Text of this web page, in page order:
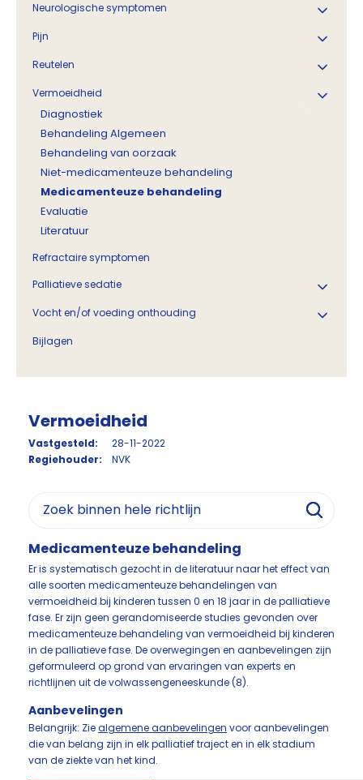
Neurologische symptomen
Pijn
Reutelen
Vermoeidheid
Diagnostiek
Behandeling Algemeen
Behandeling van oorzaak
Niet-medicamenteuze behandeling
Medicamenteuze behandeling
Evaluatie
Literatuur
Refractaire symptomen
Palliatieve sedatie
Vocht en/of voeding onthouding
Bijlagen
Vermoeidheid
Vastgesteld:
28-11-2022
Regiehouder:
NVK
Medicamenteuze behandeling
Er is systematisch gezocht in de literatuur naar het effect van
alle soorten medicamenteuze behandelingen van
vermoeidheid bij kinderen tussen 0 en 18 jaar in de palliatieve
fase. Er zijn geen gerandomiseerde studies gevonden over
medicamenteuze behandeling van vermoeidheid bij kinderen
in de palliatieve fase. De overwegingen en aanbevelingen zijn
geformuleerd op grond van ervaringen van experts en
richtlijnen uit de volwassengeneeskunde (8).
Aanbevelingen
Belangrijk: Ziealgemene aanbevelingen voor aanbevelingen
die van belang zijn in elk palliatief traject en in elk stadium
van de ziekte van het kind.